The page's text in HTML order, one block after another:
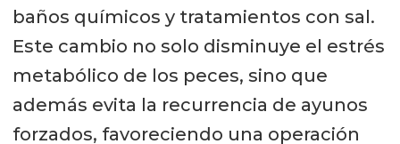
baños químicos y tratamientos con sal.
Este cambio no solo disminuye el estrés
metabólico de los peces, sino que
además evita la recurrencia de ayunos
forzados, favoreciendo una operación